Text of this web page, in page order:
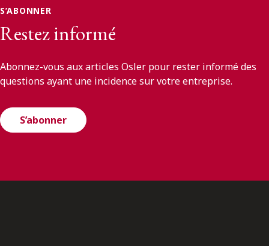
S’ABONNER
Restez informé
Abonnez-vous aux articles Osler pour rester informé des
questions ayant une incidence sur votre entreprise.
S’abonner